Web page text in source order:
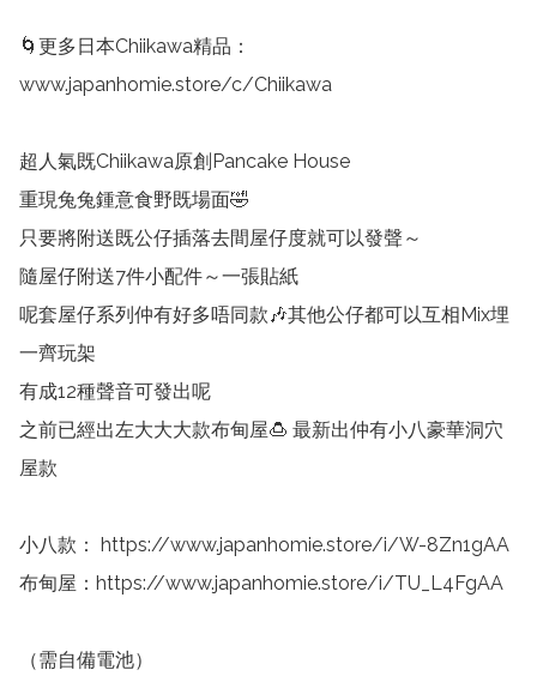
🌀更多日本Chiikawa精品：
www.japanhomie.store/c/Chiikawa
超人氣既Chiikawa原創Pancake House
重現兔兔鍾意食野既場面🤣
只要將附送既公仔插落去間屋仔度就可以發聲～
隨屋仔附送7件小配件～一張貼紙
呢套屋仔系列仲有好多唔同款🎶其他公仔都可以互相Mix埋
一齊玩架
有成12種聲音可發出呢
之前已經出左大大大款布甸屋🍮 最新出仲有小八豪華洞穴
屋款
小八款： https://www.japanhomie.store/i/W-8Zn1gAA
布甸屋：https://www.japanhomie.store/i/TU_L4FgAA
（需自備電池）